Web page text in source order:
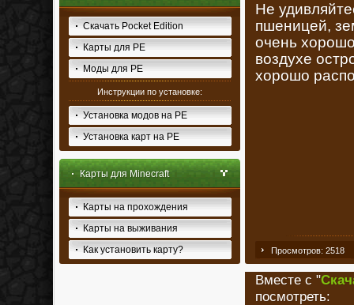
Скачать Pocket Edition
Карты для PE
Моды для PE
Инструкции по установке:
Установка модов на PE
Установка карт на PE
Карты для Minecraft
Карты на прохождения
Карты на выживания
Как установить карту?
Не
пшеницей,
очень
воздухе
хорошо
Просмотров: 2518
Вместе с "
посмотреть: